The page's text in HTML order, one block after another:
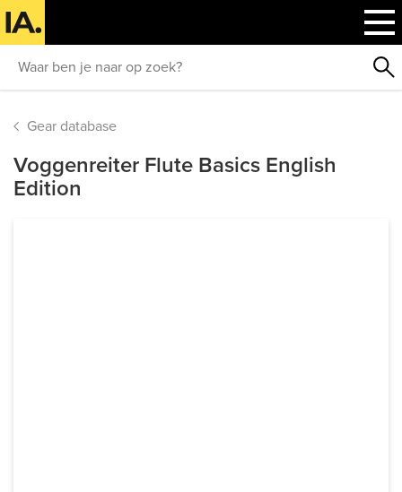
Gear database
Voggenreiter Flute Basics English
Edition